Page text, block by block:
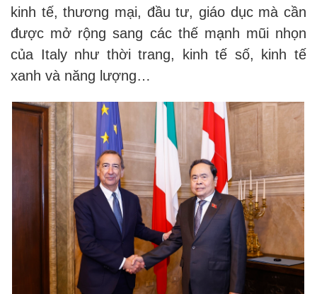
kinh tế, thương mại, đầu tư, giáo dục mà cần
được mở rộng sang các thế mạnh mũi nhọn
của Italy như thời trang, kinh tế số, kinh tế
xanh và năng lượng…